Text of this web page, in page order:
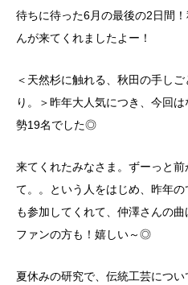
待ちに待った6月の最後の2日間
んが来てくれましたよー！
＜天然杉に触れる、秋田の手し
り。＞昨年大人気につき、今回
勢19名でした◎
来てくれたみなさま。ずーっと
て。。という人をはじめ、昨年
も参加してくれて、仲澤さんの
ファンの方も！嬉しい～◎
夏休みの研究で、伝統工芸につ